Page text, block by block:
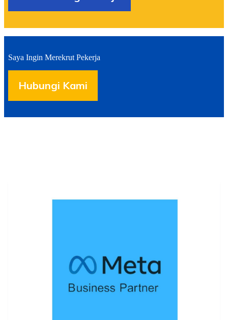
Saya Ingin Merekrut Pekerja
Hubungi Kami